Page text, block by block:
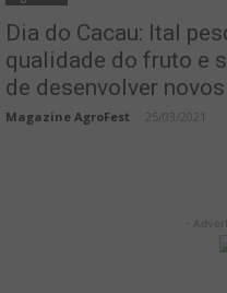
Dia do Cacau: Ital
qualidade do fruto e
de desenvolver
Magazine AgroFest 25/03/2021
-